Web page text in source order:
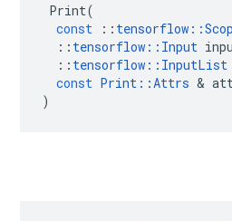
Print(
const
:: tensorflow ::
:: tensorflow :: Input
:: tensorflow :: InputList
const Print ::Attrs &
)